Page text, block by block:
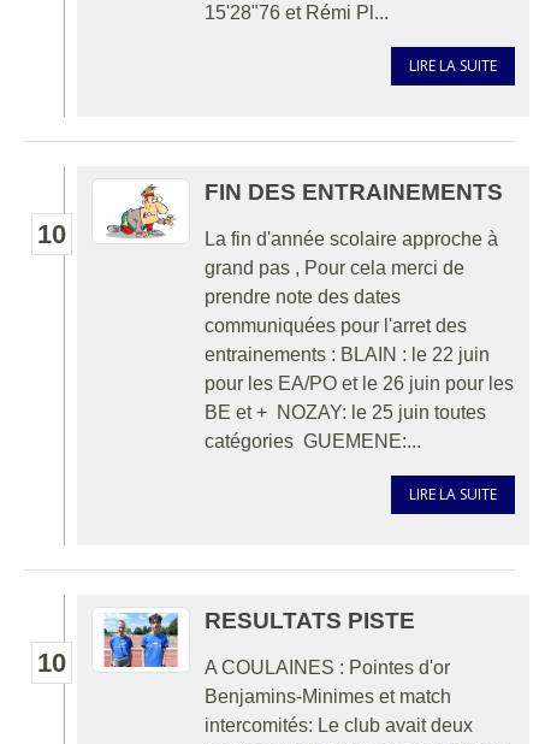
15'28"76 et Rémi Pl...
LIRE LA SUITE
10
FIN DES ENTRAINEMENTS
La fin d'année scolaire approche à
grand pas , Pour cela merci de
prendre note des dates
communiquées pour l'arret des
entrainements : BLAIN : le 22 juin
pour les EA/PO et le 26 juin pour les
BE et + NOZAY: le 25 juin toutes
catégories GUEMENE:...
LIRE LA SUITE
10
RESULTATS PISTE
A COULAINES : Pointes d'or
Benjamins-Minimes et match
intercomités: Le club avait deux